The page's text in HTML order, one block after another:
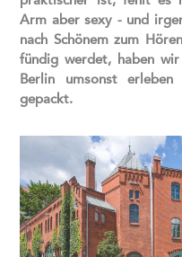
Arm aber sexy - und
nach Schönem zum
fündig werdet, haben
Berlin umsonst
gepackt.